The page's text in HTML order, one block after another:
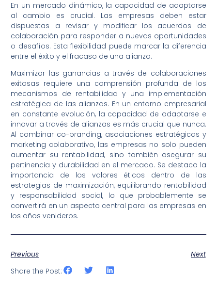
En un mercado dinámico, la capacidad de adaptarse
al cambio es crucial. Las empresas deben estar
dispuestas a revisar y modificar los acuerdos de
colaboración para responder a nuevas oportunidades
o desafíos. Esta flexibilidad puede marcar la diferencia
entre el éxito y el fracaso de una alianza.
Maximizar las ganancias a través de colaboraciones
exitosas requiere una comprensión profunda de los
mecanismos de rentabilidad y una implementación
estratégica de las alianzas. En un entorno empresarial
en constante evolución, la capacidad de adaptarse e
innovar a través de alianzas es más crucial que nunca.
Al combinar co-branding, asociaciones estratégicas y
marketing colaborativo, las empresas no solo pueden
aumentar su rentabilidad, sino también asegurar su
pertinencia y durabilidad en el mercado. Se destaca la
importancia de los valores éticos dentro de las
estrategias de maximización, equilibrando rentabilidad
y responsabilidad social, lo que probablemente se
convertirá en un aspecto central para las empresas en
los años venideros.
Previous
Next
Share the Post: